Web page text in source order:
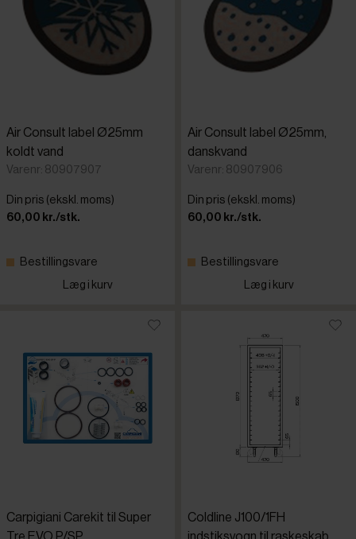
Air Consult label Ø25mm
koldt vand
Varenr: 80907907
Din pris (ekskl. moms)
60,00 kr./stk.
Bestillingsvare
Læg i kurv
Air Consult label Ø25mm,
danskvand
Varenr: 80907906
Din pris (ekskl. moms)
60,00 kr./stk.
Bestillingsvare
Læg i kurv
Carpigiani Carekit til Super
Coldline J100/1FH